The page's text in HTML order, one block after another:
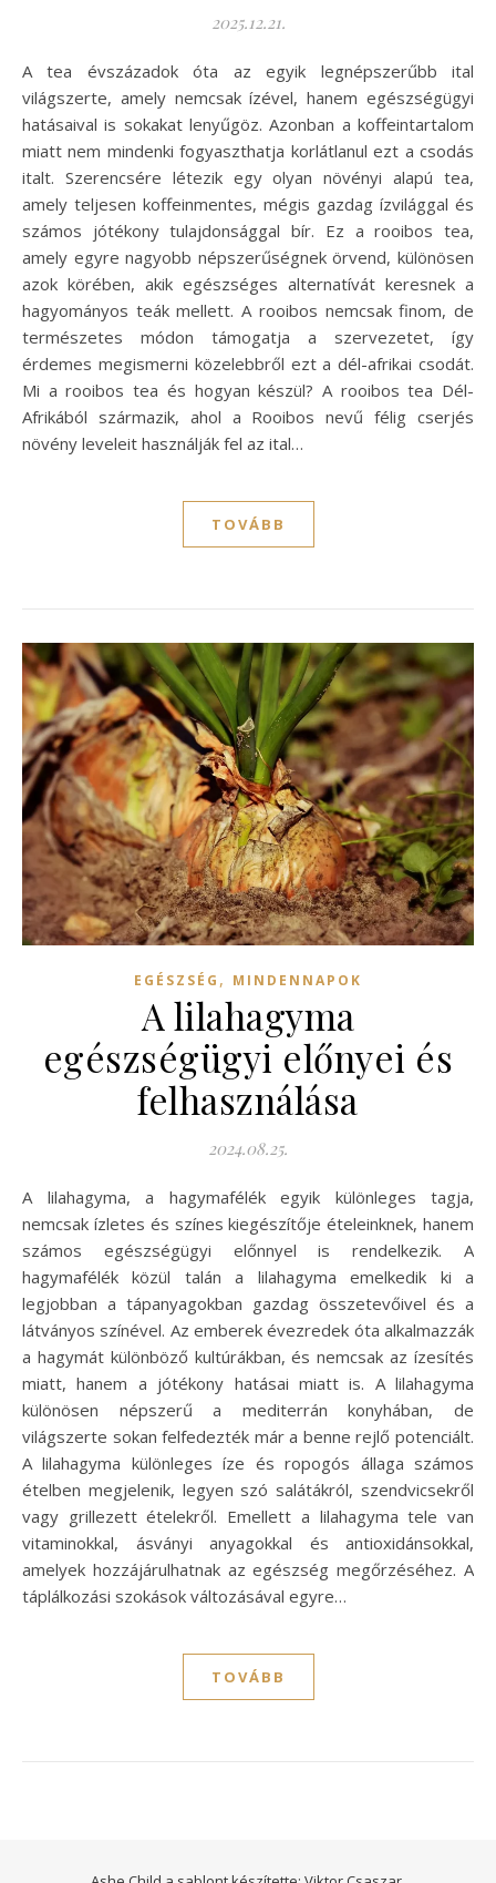
2025.12.21.
A tea évszázadok óta az egyik legnépszerűbb ital
világszerte, amely nemcsak ízével, hanem egészségügyi
hatásaival is sokakat lenyűgöz. Azonban a koffeintartalom
miatt nem mindenki fogyaszthatja korlátlanul ezt a csodás
italt. Szerencsére létezik egy olyan növényi alapú tea,
amely teljesen koffeinmentes, mégis gazdag ízvilággal és
számos jótékony tulajdonsággal bír. Ez a rooibos tea,
amely egyre nagyobb népszerűségnek örvend, különösen
azok körében, akik egészséges alternatívát keresnek a
hagyományos teák mellett. A rooibos nemcsak finom, de
természetes módon támogatja a szervezetet, így
érdemes megismerni közelebbről ezt a dél-afrikai csodát.
Mi a rooibos tea és hogyan készül? A rooibos tea Dél-
Afrikából származik, ahol a Rooibos nevű félig cserjés
növény leveleit használják fel az ital…
TOVÁBB
EGÉSZSÉG , MINDENNAPOK
A lilahagyma
egészségügyi előnyei és
felhasználása
2024.08.25.
A lilahagyma, a hagymafélék egyik különleges tagja,
nemcsak ízletes és színes kiegészítője ételeinknek, hanem
számos egészségügyi előnnyel is rendelkezik. A
hagymafélék közül talán a lilahagyma emelkedik ki a
legjobban a tápanyagokban gazdag összetevőivel és a
látványos színével. Az emberek évezredek óta alkalmazzák
a hagymát különböző kultúrákban, és nemcsak az ízesítés
miatt, hanem a jótékony hatásai miatt is. A lilahagyma
különösen népszerű a mediterrán konyhában, de
világszerte sokan felfedezték már a benne rejlő potenciált.
A lilahagyma különleges íze és ropogós állaga számos
ételben megjelenik, legyen szó salátákról, szendvicsekről
vagy grillezett ételekről. Emellett a lilahagyma tele van
vitaminokkal, ásványi anyagokkal és antioxidánsokkal,
amelyek hozzájárulhatnak az egészség megőrzéséhez. A
táplálkozási szokások változásával egyre…
TOVÁBB